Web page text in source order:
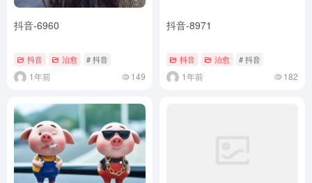
抖音-6960
抖音 治愈 # 抖音
1年前 149
抖音-8971
抖音 治愈 # 抖音
1年前 182